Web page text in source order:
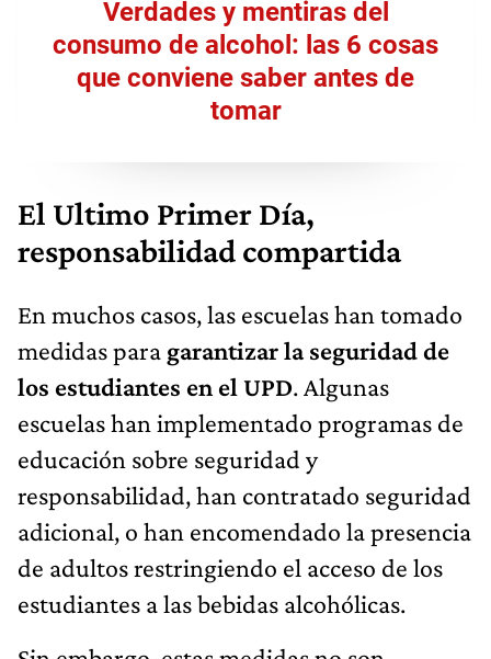
Verdades y mentiras del
consumo de alcohol: las 6 cosas
que conviene saber antes de
tomar
El Ultimo Primer Día,
responsabilidad compartida
En muchos casos, las escuelas han tomado
medidas para garantizar la seguridad de
los estudiantes en el UPD. Algunas
escuelas han implementado programas de
educación sobre seguridad y
responsabilidad, han contratado seguridad
adicional, o han encomendado la presencia
de adultos restringiendo el acceso de los
estudiantes a las bebidas alcohólicas.